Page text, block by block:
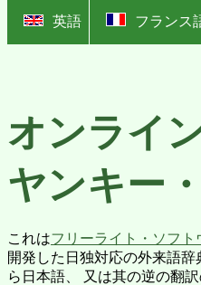
英語 フランス
オンライ
ヤンキー
これはフリーライト・ソフト
開発した日独対応の外来語辞
ら日本語、 又は其の逆の翻